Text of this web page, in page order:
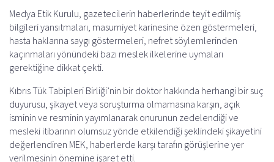
e
b
o
o
k
i
l
t
s
A
p
p
e
g
r
a
m
e
a
d
s
r
e
Medya Etik Kurulu, gazetecilerin haberlerinde teyit edilmiş
bilgileri yansıtmaları, masumiyet karinesine özen göstermeleri,
hasta haklarına saygı göstermeleri, nefret söylemlerinden
kaçınmaları yönündeki bazı meslek ilkelerine uymaları
gerektiğine dikkat çekti.
Kıbrıs Tük Tabipleri Birliği’nin bir doktor hakkında herhangi bir suç
duyurusu, şikayet veya soruşturma olmamasına karşın, açık
isminin ve resminin yayımlanarak onurunun zedelendiği ve
mesleki itibarının olumsuz yönde etkilendiği şeklindeki şikayetini
değerlendiren MEK, haberlerde karşı tarafın görüşlerine yer
verilmesinin önemine işaret etti.